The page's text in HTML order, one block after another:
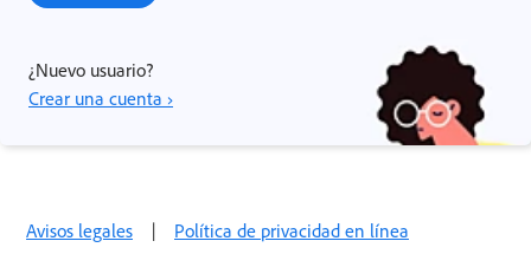
¿Nuevo usuario?
Crear una cuenta ›
Avisos legales | Política de privacidad en línea